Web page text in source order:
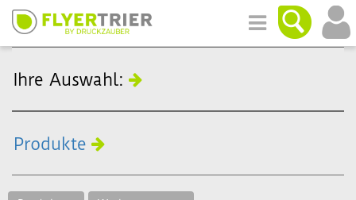
Ihre Auswahl:
Produkte